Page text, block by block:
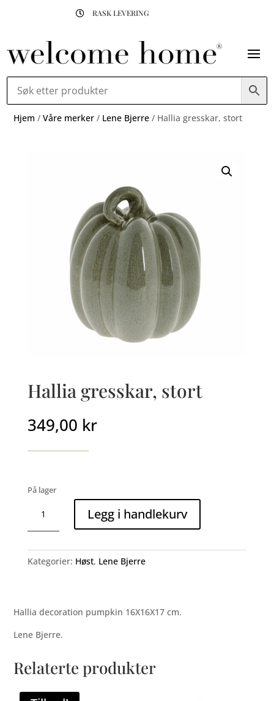
 RASK LEVERING
Hjem /Våre merker / Lene Bjerre / Hallia gresskar, stort
Hallia gresskar, stort
349,00 kr
På lager
gresskar,
stort
Legg i handlekurv
Kategorier: Høst, Lene Bjerre
Hallia decoration pumpkin 16X16X17 cm.
Lene Bjerre.
Relaterte produkter